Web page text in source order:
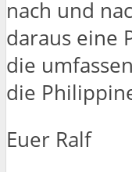
nach und
daraus eine
die
die
Euer Ralf